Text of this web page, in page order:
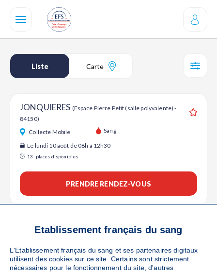
contenu
Liste Carte
JONQUIERES (Espace Pierre Petit (salle polyvalente) -
84150)
Collecte Mobile Sang
Le lundi 10 août de 08h à 12h30
13 places disponibles
PRENDRE RENDEZ-VOUS
JONQUIERES (Espace Pierre Petit - 84150)
Le mercredi 07 octobre de 15h à 19h30
50 places disponibles
Etablissement français du sang
L'Etablissement français du sang et ses partenaires digitaux
utilisent des cookies sur ce site. Certains sont strictement
nécessaires pour le fonctionnement du site, d'autres